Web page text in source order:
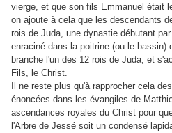
vierge, et que son fils Emmanuel était
on ajoute à cela que les descendants
rois de Juda, une dynastie débutant
enraciné dans la poitrine (ou le bassin)
branche l'un des 12 rois de Juda, et
Fils, le Christ.
Il ne reste plus qu'à rapprocher cela
énoncées dans les évangiles de
ascendances royales du Christ pour
l'Arbre de Jessé soit un condensé